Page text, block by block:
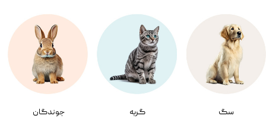
سگ گربه جوندگان